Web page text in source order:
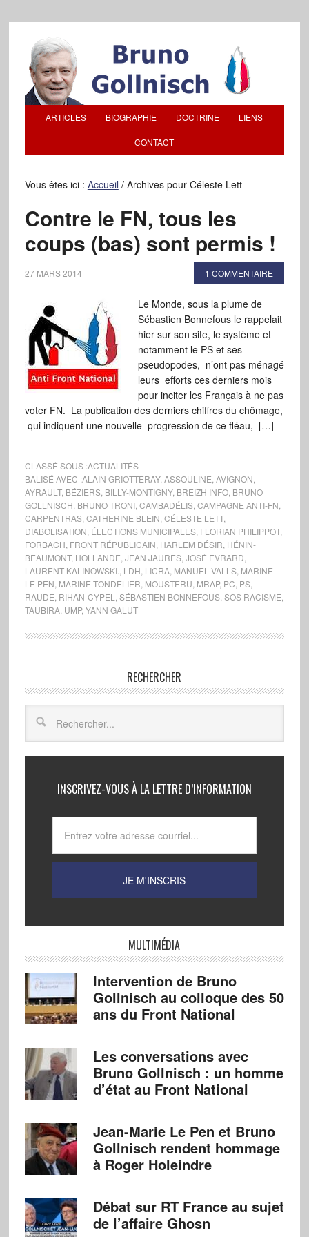
ARTICLES BIOGRAPHIE DOCTRINE LIENS
CONTACT
Vous êtes ici : Accueil /Archives pour Céleste Lett
Contre le FN, tous les
coups (bas) sont permis !
27 MARS 2014 1 COMMENTAIRE
Le Monde, sous la plume de
Sébastien Bonnefous le rappelait
hier sur son site, le système et
notamment le PS et ses
pseudopodes, n’ont pas ménagé
leurs efforts ces derniers mois
pour inciter les Français à ne pas
voter FN. La publication des derniers chiffres du chômage,
qui indiquent une nouvelle progression de ce fléau, […]
CLASSÉ SOUS :ACTUALITÉS
BALISÉ AVEC :ALAIN GRIOTTERAY, ASSOULINE AVIGNON
AYRAULT, BÉZIERS, BILLY-MONTIGNY, BREIZH INFO, BRUNO
GOLLNISCH BRUNO TRONI, CAMBADÉLIS, CAMPAGNE ANTI-FN
CARPENTRAS, CATHERINE BLEIN CÉLESTE LETT,
DIABOLISATION ÉLECTIONS MUNICIPALES, FLORIAN PHILIPPOT,
FORBACH FRONT RÉPUBLICAIN HARLEM DÉSIR HÉNIN-
BEAUMONT, HOLLANDE JEAN JAURÈS, JOSÉ EVRARD
LAURENT KALINOWSKI. LDH LICRA, MANUEL VALLS, MARINE
LE PEN MARINE TONDELIER MOUSTERU MRAP, PC PS,
RAUDE RIHAN-CYPEL SÉBASTIEN BONNEFOUS, SOS RACISME
TAUBIRA, UMP, YANN GALUT
RECHERCHER
INSCRIVEZ-VOUS À LA LETTRE D’INFORMATION
MULTIMÉDIA
Intervention de Bruno
Gollnisch au colloque des 50
ans du Front National
Les conversations avec
Bruno Gollnisch : un homme
d’état au Front National
Jean-Marie Le Pen et Bruno
Gollnisch rendent hommage
à Roger Holeindre
Débat sur RT France au sujet
de l’affaire Ghosn